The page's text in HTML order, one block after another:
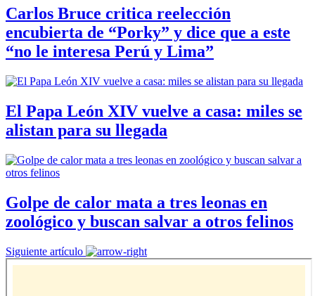
Carlos Bruce critica reelección
encubierta de “Porky” y dice que a este
“no le interesa Perú y Lima”
El Papa León XIV vuelve a casa: miles se
alistan para su llegada
Golpe de calor mata a tres leonas en
zoológico y buscan salvar a otros felinos
Siguiente artículo